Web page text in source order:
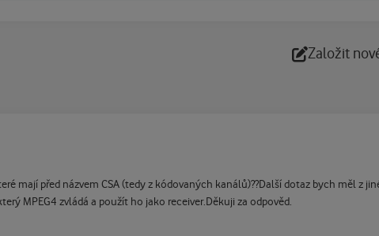
Založit
mají před názvem CSA (tedy z kódovaných kanálů)??Další dotaz bych měl z
MPEG4 zvládá a použít ho jako receiver.Děkuji za odpověd.